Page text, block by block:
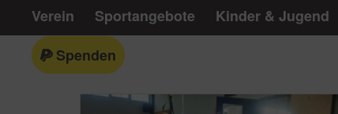
Verein Sportangebote Kinder & Jugend
Spenden